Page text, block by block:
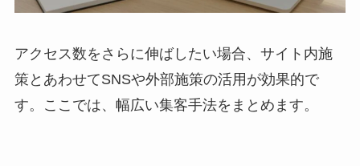
アクセス数をさらに伸ばしたい場合、サイト内施
策とあわせてSNSや外部施策の活用が効果的で
す。ここでは、幅広い集客手法をまとめます。